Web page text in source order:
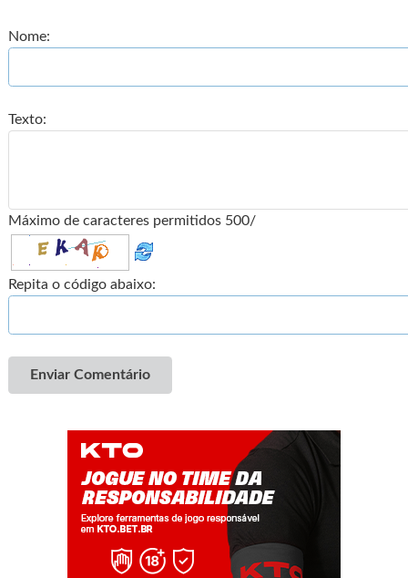
Nome:
Texto:
Máximo de caracteres permitidos 500/
Repita o código abaixo:
Enviar Comentário